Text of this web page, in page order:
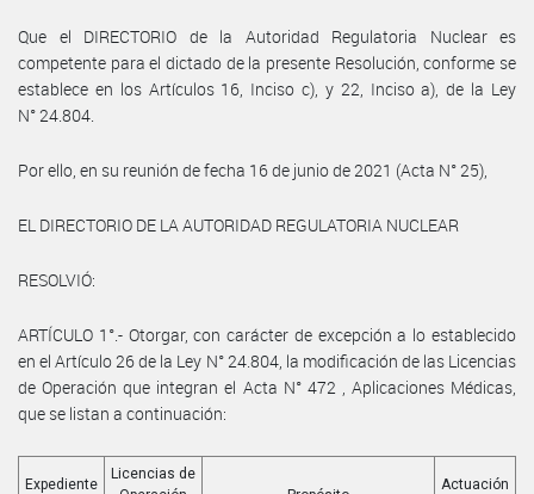
Que el DIRECTORIO de la Autoridad Regulatoria Nuclear es
competente para el dictado de la presente Resolución, conforme se
establece en los Artículos 16, Inciso c), y 22, Inciso a), de la Ley
N° 24.804.
Por ello, en su reunión de fecha 16 de junio de 2021 (Acta N° 25),
EL DIRECTORIO DE LA AUTORIDAD REGULATORIA NUCLEAR
RESOLVIÓ:
ARTÍCULO 1°.- Otorgar, con carácter de excepción a lo establecido
en el Artículo 26 de la Ley N° 24.804, la modificación de las Licencias
de Operación que integran el Acta N° 472 , Aplicaciones Médicas,
que se listan a continuación:
Expediente
Licencias de
Actuación